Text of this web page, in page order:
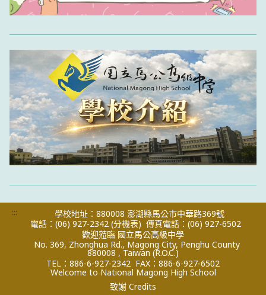
:::
學校地址：880008 澎湖縣馬公市中華路369號
電話：(06) 927-2342 (分機表) 傳真電話：(06) 927-6502
歡迎蒞臨 國立馬公高級中學
No. 369, Zhonghua Rd., Magong City, Penghu County
880008 , Taiwan (R.O.C.)
TEL：886-6-927-2342 FAX：886-6-927-6502
Welcome to National Magong High School
致謝 Credits